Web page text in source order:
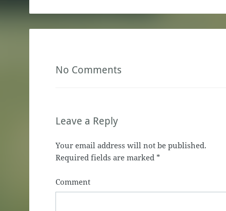
No Comments
Leave a Reply
Your email address will not be published.
Required fields are marked *
Comment